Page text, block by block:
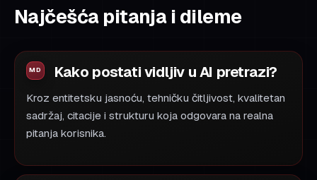
Najčešća pitanja i dileme
Kako postati vidljiv u AI pretrazi?
Kroz entitetsku jasnoću, tehničku čitljivost, kvalitetan
sadržaj, citacije i strukturu koja odgovara na realna
pitanja korisnika.